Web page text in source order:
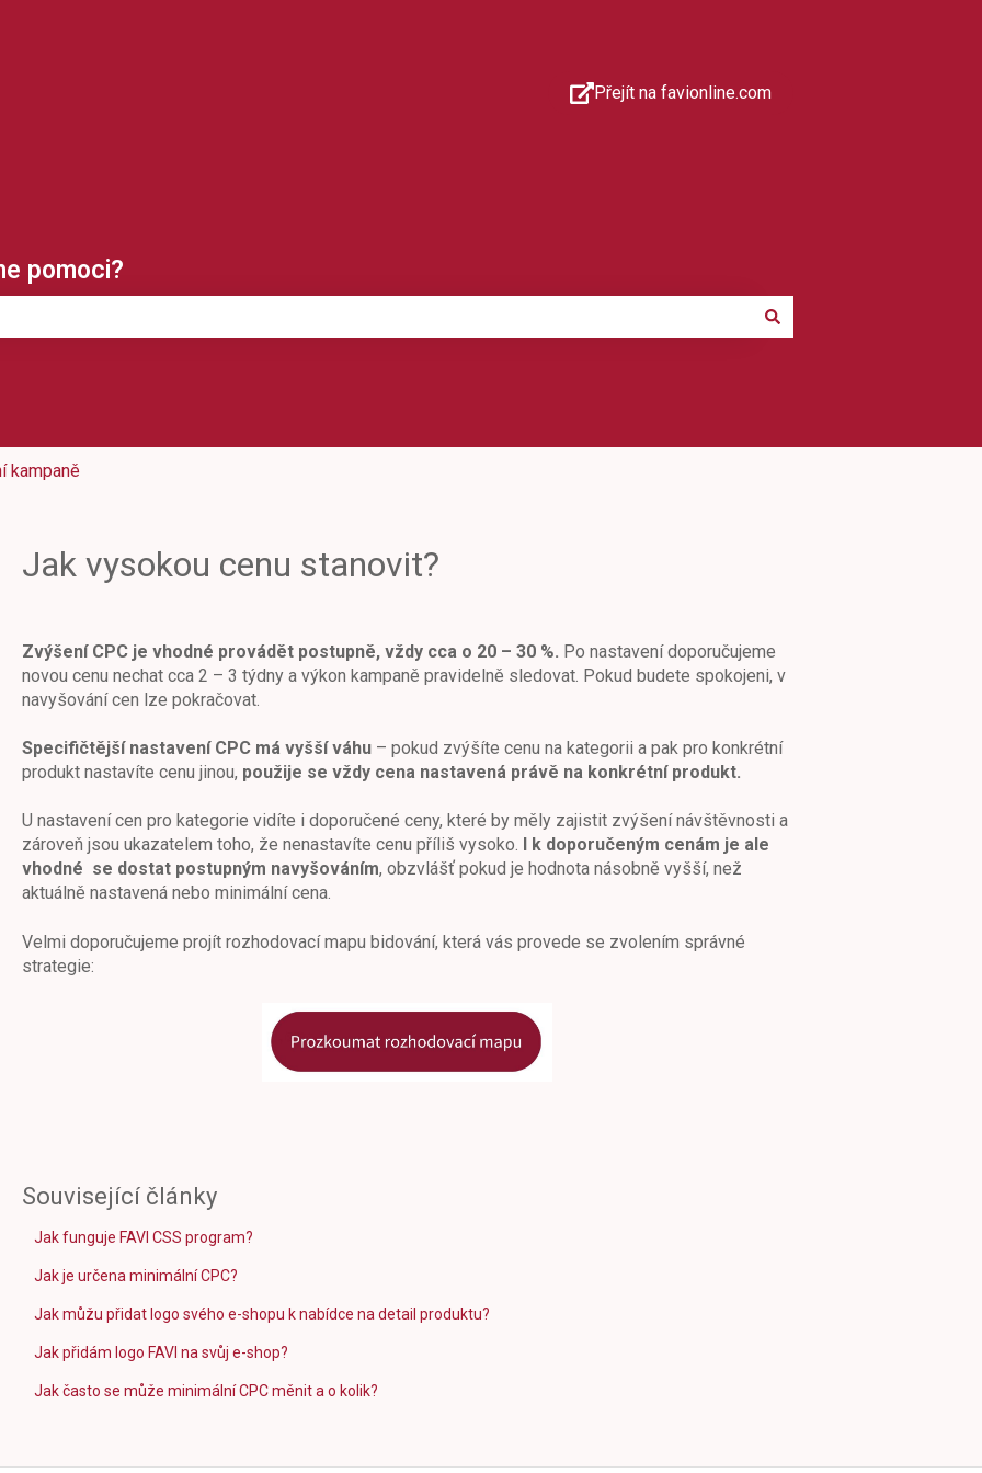
Přejít na favionline.com
pomoci?
kampaně
Jak vysokou cenu stanovit?
Zvýšení CPC je vhodné provádět postupně, vždy cca o 20 – 30 %. Po nastavení doporučujeme
novou cenu nechat cca 2 – 3 týdny a výkon kampaně pravidelně sledovat. Pokud budete spokojeni, v
navyšování cen lze pokračovat.
Specifičtější nastavení CPC má vyšší váhu– pokud zvýšíte cenu na kategorii a pak pro konkrétní
produkt nastavíte cenu jinou, použije se vždy cena nastavená právě na konkrétní produkt.
U nastavení cen pro kategorie vidíte i doporučené ceny, které by měly zajistit zvýšení návštěvnosti a
zároveň jsou ukazatelem toho, že nenastavíte cenu příliš vysoko. I k doporučeným cenám je ale
vhodné se dostat postupným navyšováním, obzvlášť pokud je hodnota násobně vyšší, než
aktuálně nastavená nebo minimální cena.
Velmi doporučujeme projít rozhodovací mapu bidování, která vás provede se zvolením správné
strategie:
Související články
Jak funguje FAVI CSS program?
Jak je určena minimální CPC?
Jak můžu přidat logo svého e-shopu k nabídce na detail produktu?
Jak přidám logo FAVI na svůj e-shop?
Jak často se může minimální CPC měnit a o kolik?